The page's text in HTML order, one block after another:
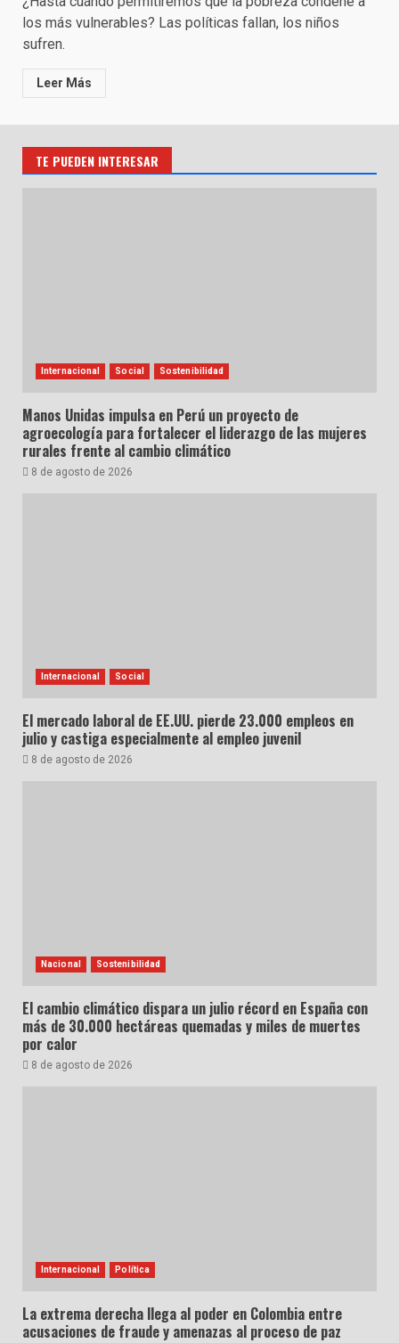
los más vulnerables? Las políticas fallan, los niños
sufren.
Leer Más
TE PUEDEN INTERESAR
Internacional Social Sostenibilidad
Manos Unidas impulsa en Perú un proyecto de
agroecología para fortalecer el liderazgo de las mujeres
rurales frente al cambio climático
8 de agosto de 2026
Internacional Social
El mercado laboral de EE.UU. pierde 23.000 empleos en
julio y castiga especialmente al empleo juvenil
8 de agosto de 2026
Nacional Sostenibilidad
El cambio climático dispara un julio récord en España con
más de 30.000 hectáreas quemadas y miles de muertes
por calor
8 de agosto de 2026
Internacional Política
La extrema derecha llega al poder en Colombia entre
acusaciones de fraude y amenazas al proceso de paz